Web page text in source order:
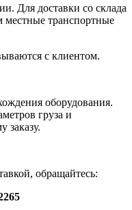
Для доставки со склада
местные транспортные
с клиентом.
оборудования.
груза и
заказу.
обращайтесь: